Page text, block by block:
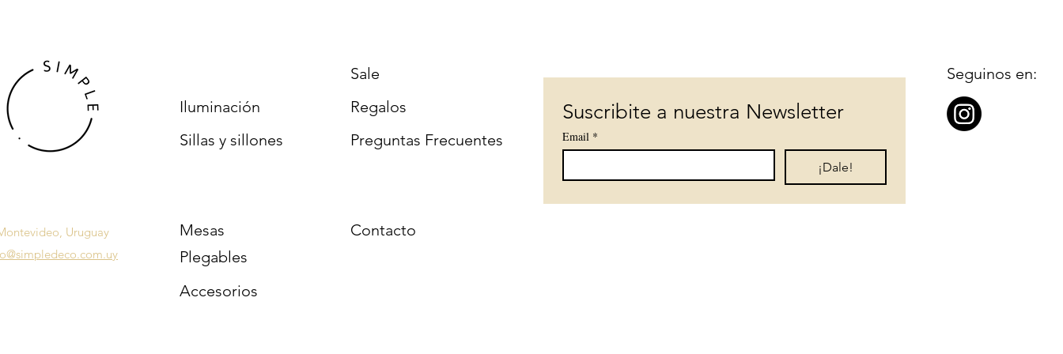
Iluminación
Sillas y sillones
Sale
Regalos
Preguntas Frecuentes
Suscribite a nuestra Newsletter
Email *
¡Dale!
Seguinos en:
Uruguay
Mesas
Plegables
Contacto
Accesorios